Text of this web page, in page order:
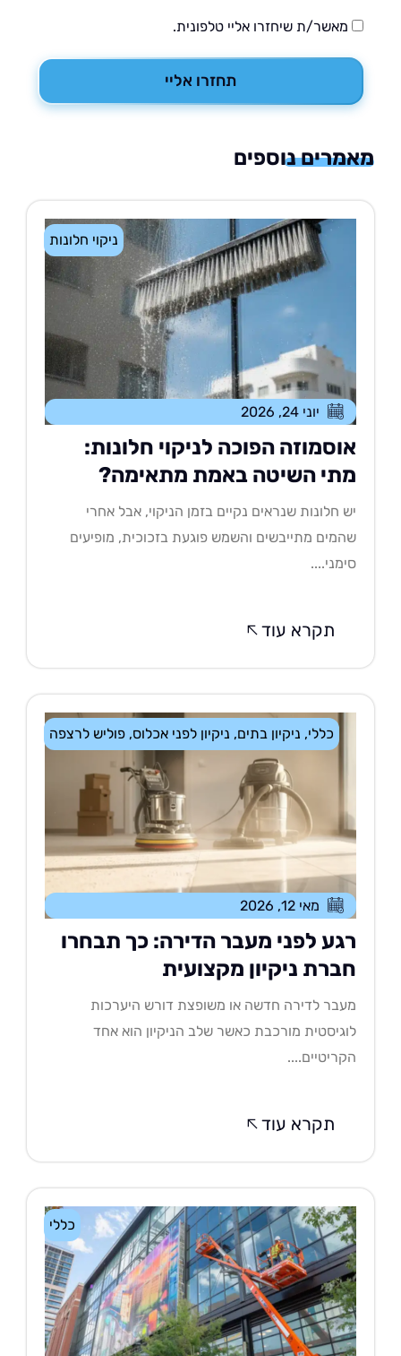
מאשר/ת שיחזרו אליי טלפונית.
תחזרו אליי
נוספים
ניקוי חלונות
יוני 24, 2026
הפוכה לניקוי חלונות:
השיטה באמת מתאימה?
חלונות שנראים נקיים בזמן הניקוי, אבל אחרי
מתייבשים והשמש פוגעת בזכוכית, מופיעים
תקרא עוד
ניקיון בתים,ניקיון לפני אכלוס,פוליש לרצפה
מאי 12, 2026
לפני מעבר הדירה: כך תבחרו
ניקיון מקצועית
לדירה חדשה או משופצת דורש היערכות
מורכבת כאשר שלב הניקיון הוא אחד
תקרא עוד
כללי